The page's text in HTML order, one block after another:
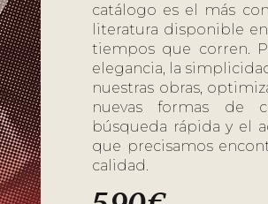
catálogo es el más
literatura disponible
tiempos que corren.
elegancia, la
nuestras obras,
nuevas formas de
búsqueda rápida y el
que precisamos
calidad.